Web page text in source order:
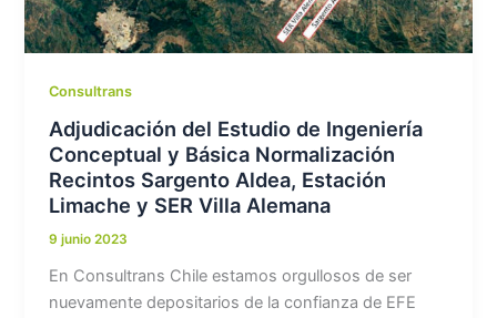
Consultrans
Adjudicación del Estudio de Ingeniería
Conceptual y Básica Normalización
Recintos Sargento Aldea, Estación
Limache y SER Villa Alemana
9 junio 2023
En Consultrans Chile estamos orgullosos de ser
nuevamente depositarios de la confianza de EFE